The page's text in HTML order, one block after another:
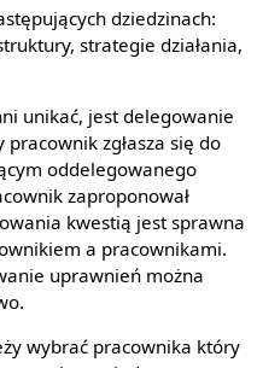
dziedzinach:
strategie działania,
unikać, jest delegowanie
zgłasza się do
oddelegowanego
zaproponował
kwestią jest sprawna
a pracownikami.
uprawnień można
wybrać pracownika który